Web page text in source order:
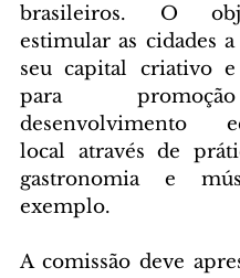
brasileiros. O
estimular as cidades
seu capital criativo
para
desenvolvimento
local através de
gastronomia e
exemplo.
A comissão deve